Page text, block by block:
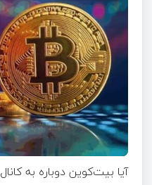
آیا بیت‌کوین دوباره به کانال ۴۴ هزار دلار برمی‌گردد؟